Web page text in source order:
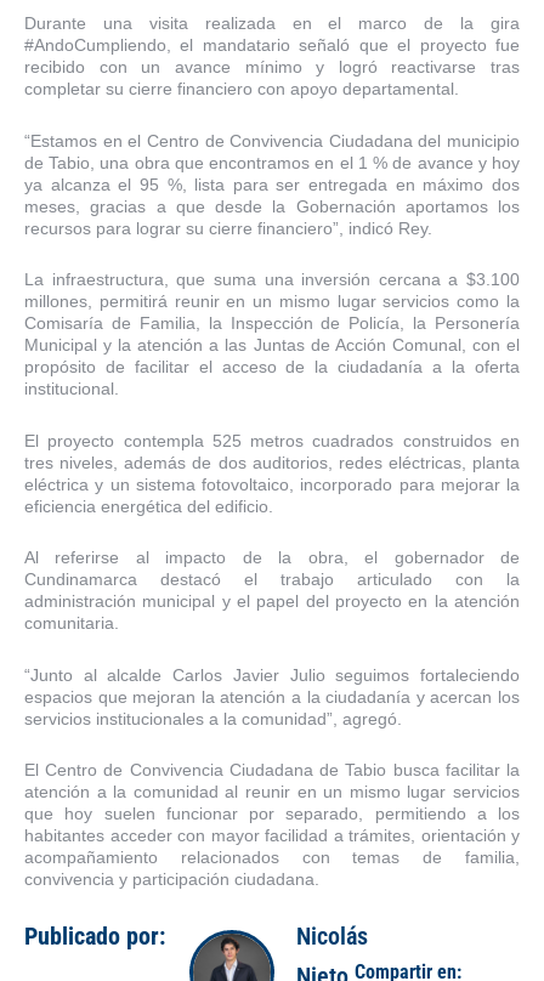
Durante una visita realizada en el marco de la gira
#AndoCumpliendo, el mandatario señaló que el proyecto fue
recibido con un avance mínimo y logró reactivarse tras
completar su cierre financiero con apoyo departamental.
“Estamos en el Centro de Convivencia Ciudadana del municipio
de Tabio, una obra que encontramos en el 1 % de avance y hoy
ya alcanza el 95 %, lista para ser entregada en máximo dos
meses, gracias a que desde la Gobernación aportamos los
recursos para lograr su cierre financiero”, indicó Rey.
La infraestructura, que suma una inversión cercana a $3.100
millones, permitirá reunir en un mismo lugar servicios como la
Comisaría de Familia, la Inspección de Policía, la Personería
Municipal y la atención a las Juntas de Acción Comunal, con el
propósito de facilitar el acceso de la ciudadanía a la oferta
institucional.
El proyecto contempla 525 metros cuadrados construidos en
tres niveles, además de dos auditorios, redes eléctricas, planta
eléctrica y un sistema fotovoltaico, incorporado para mejorar la
eficiencia energética del edificio.
Al referirse al impacto de la obra, el gobernador de
Cundinamarca destacó el trabajo articulado con la
administración municipal y el papel del proyecto en la atención
comunitaria.
“Junto al alcalde Carlos Javier Julio seguimos fortaleciendo
espacios que mejoran la atención a la ciudadanía y acercan los
servicios institucionales a la comunidad”, agregó.
El Centro de Convivencia Ciudadana de Tabio busca facilitar la
atención a la comunidad al reunir en un mismo lugar servicios
que hoy suelen funcionar por separado, permitiendo a los
habitantes acceder con mayor facilidad a trámites, orientación y
acompañamiento relacionados con temas de familia,
convivencia y participación ciudadana.
Publicado por:
Nicolás
Compartir en: